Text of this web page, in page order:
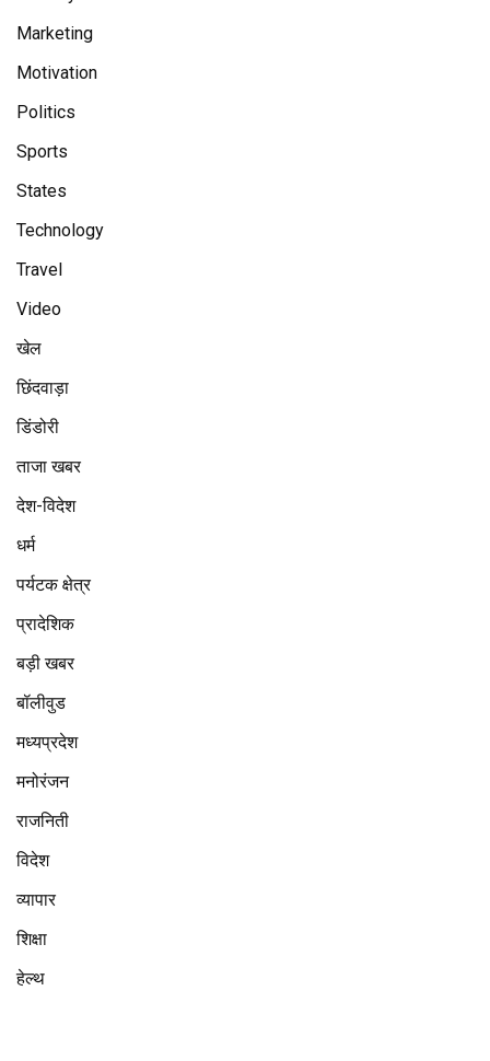
Marketing
Motivation
Politics
Sports
States
Technology
Travel
Video
खेल
छिंदवाड़ा
डिंडोरी
ताजा खबर
देश-विदेश
धर्म
पर्यटक क्षेत्र
प्रादेशिक
बड़ी खबर
बॉलीवुड
मध्यप्रदेश
मनोरंजन
राजनिती
विदेश
व्यापार
शिक्षा
हेल्थ